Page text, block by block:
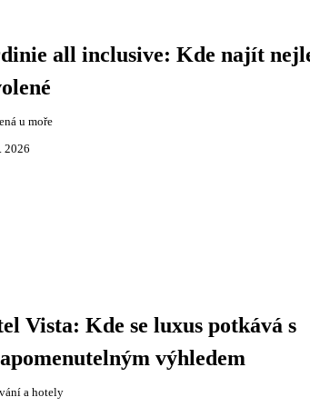
all inclusive: Kde najít
u moře
2026
Vista: Kde se luxus potkává s
výhledem
a hotely